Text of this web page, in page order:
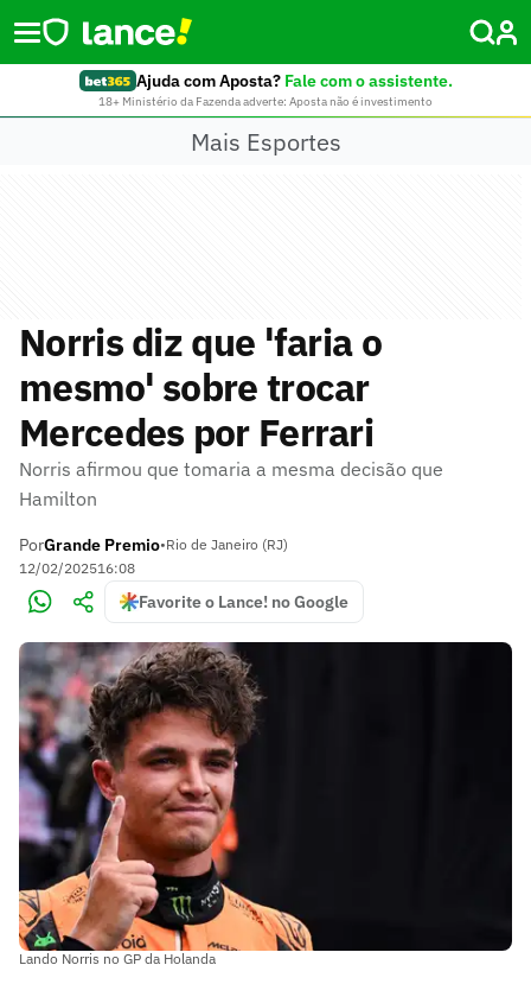
Ajuda com Aposta? Fale com o assistente.
18+ Ministério da Fazenda adverte: Aposta não é investimento
Mais Esportes
Norris diz que 'faria o
mesmo' sobre trocar
Mercedes por Ferrari
Norris afirmou que tomaria a mesma decisão que
Hamilton
PorGrande Premio•Rio de Janeiro (RJ)
12/02/202516:08
Favorite o Lance! no Google
Lando Norris no GP da Holanda